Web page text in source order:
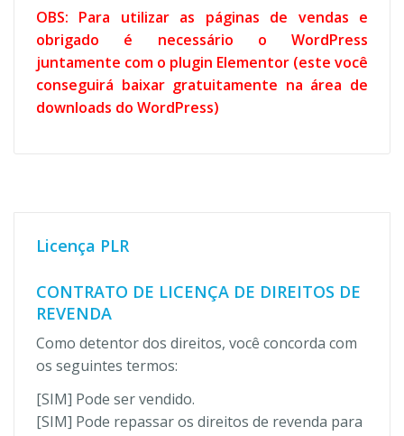
OBS: Para utilizar as páginas de vendas e
obrigado é necessário o WordPress
juntamente com o plugin Elementor (este você
conseguirá baixar gratuitamente na área de
downloads do WordPress)
Licença PLR
CONTRATO DE LICENÇA DE DIREITOS DE
REVENDA
Como detentor dos direitos, você concorda com
os seguintes termos:
[SIM] Pode ser vendido.
[SIM] Pode repassar os direitos de revenda para